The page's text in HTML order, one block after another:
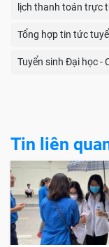
lịch thanh toán trực
Tổng hợp tin tức
Tuyển sinh Đại học -
Tin liên